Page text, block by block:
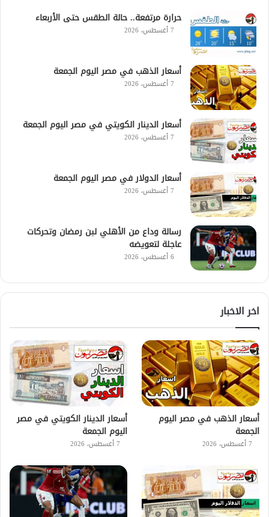
حرارة مرتفعة.. حالة الطقس حتى الأربعاء
7 أغسطس، 2026
أسعار الذهب في مصر اليوم الجمعة
7 أغسطس، 2026
أسعار الدينار الكويتي في مصر اليوم الجمعة
7 أغسطس، 2026
أسعار الدولار في مصر اليوم الجمعة
7 أغسطس، 2026
رسالة وداع من الأهلي لبن رمضان وتحركات
عاجلة لتعويضه
6 أغسطس، 2026
اخر الاخبار
أسعار الذهب في مصر اليوم
الجمعة
7 أغسطس، 2026
أسعار الدينار الكويتي في مصر
اليوم الجمعة
7 أغسطس، 2026